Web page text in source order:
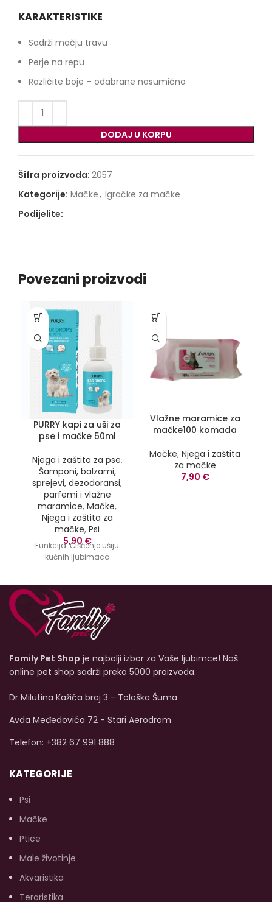
KARAKTERISTIKE
Sadrži mačju travu
Perje na repu
Različite boje – odabrane nasumično
DODAJ U KORPU
Šifra proizvoda: 2057
Kategorije: Mačke, Igračke za mačke
Podijelite:
Povezani proizvodi
PURRY kapi za uši za
pse i mačke 50ml
Njega i zaštita za pse,
Šamponi, balzami,
sprejevi, dezodoransi,
parfemi i vlažne
maramice, Mačke,
Njega i zaštita za
mačke, Psi
5,90€
Funkcija:Čišćenje ušiju
kućnih ljubimaca
Vlažne maramice za
mačke100 komada
Mačke, Njega i zaštita
za mačke
7,90 €
Family Pet Shop je najbolji izbor za Vaše ljubimce! Naš
online pet shop sadrži preko 5000 proizvoda.
Dr Milutina Kažića broj 3 - Tološka Šuma
Avda Međedovića 72 - Stari Aerodrom
Telefon: +382 67 991 888
KATEGORIJE
Psi
Mačke
Ptice
Male životinje
Akvaristika
Teraristika